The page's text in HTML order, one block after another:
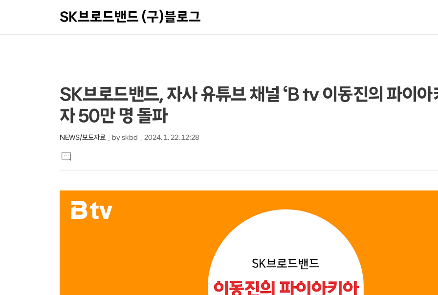
SK브로드밴드 (구)블로그
상
세
컨
텐
츠
본
문
제
SK브로드밴드, 자사 유튜브 채널 ‘B tv 이동진의 파이아
자 50만 명 돌파
NEWS/보도자료 by skbd 2024. 1. 22. 12:28
문
댓
글